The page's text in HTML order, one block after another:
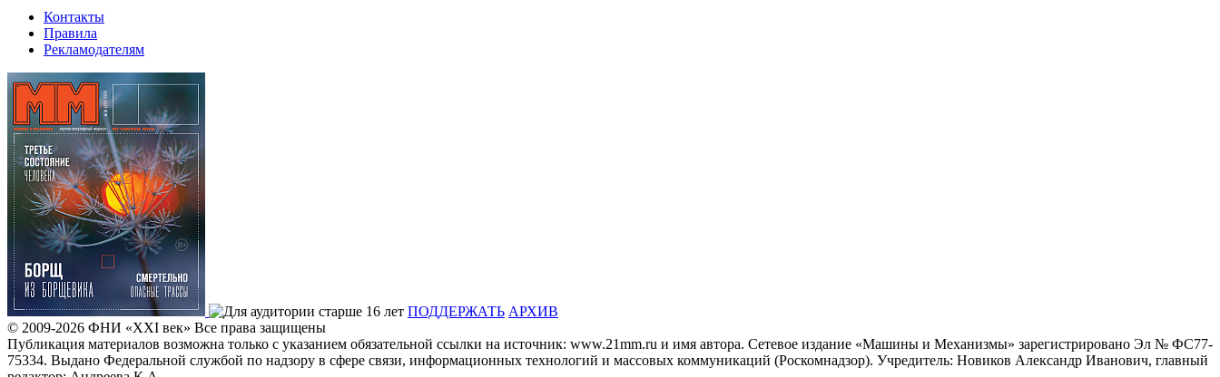
Контакты
Правила
Рекламодателям
ПОДДЕРЖАТЬ АРХИВ
© 2009-2026 ФHИ «XXI век» Все права защищены
Публикация материалов возможна только с указанием обязательной ссылки на источник: www.21mm.ru и имя автора. Сетевое издание «Машины и Механизмы» зарегистрировано Эл № ФС77-
75334. Выдано Федеральной службой по надзору в сфере связи, информационных технологий и массовых коммуникаций (Роскомнадзор). Учредитель: Новиков Александр Иванович, главный